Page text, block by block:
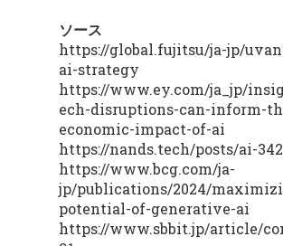
ソース
https://global.fujitsu/ja-jp/
ai-strategy
https://www.ey.com/ja_jp/
ech-disruptions-can-inform-
economic-impact-of-ai
https://nands.tech/posts/ai-
https://www.bcg.com/ja-
jp/publications/2024/
potential-of-generative-ai
https://www.sbbit.jp/article/